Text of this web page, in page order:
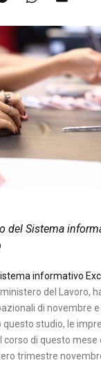
del Sistema
informativo
del Lavoro,
di novembre
questo studio, le
corso di questo
trimestre